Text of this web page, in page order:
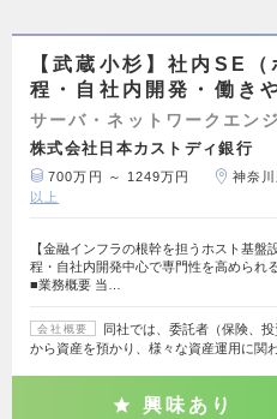
【武蔵小杉】社内SE
程・自社内開発・働き
サーバ・ネットワークエン
株式会社日本カストディ銀行
700万円 ～ 1249万円 神奈川
以上
【金融インフラの根幹を担うホスト基盤
程・自社内開発中心で専門性を高められ
■業務概要 当…
会社概要
同社では、委託者（保険、
から資産を預かり、様々な資産運用に関
興味あり